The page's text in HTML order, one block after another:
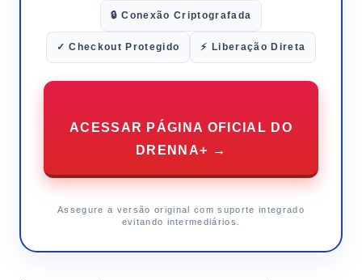
🔒 Conexão Criptografada
✓ Checkout Protegido ⚡ Liberação Direta
ACESSAR PÁGINA OFICIAL DO
DRENNA+ →
Assegure a versão original com suporte integrado
evitando intermediários.